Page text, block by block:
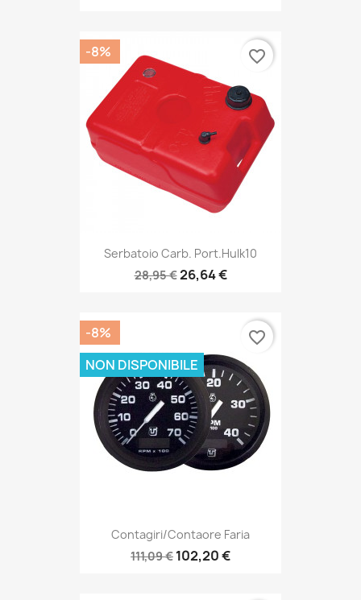
Serbatoio Carb. Port.Hulk10
28,95 €26,64 €
-8% favorite_border
Contagiri/Contaore Faria
111,09 € 102,20 €
-8%
NON DISPONIBILE
favorite_border